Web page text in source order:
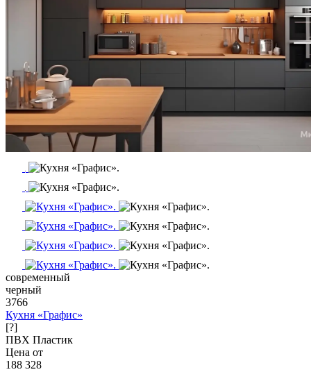
современный
черный
3766
Кухня «Графис»
[?]
ПВХ Пластик
Цена от
188 328